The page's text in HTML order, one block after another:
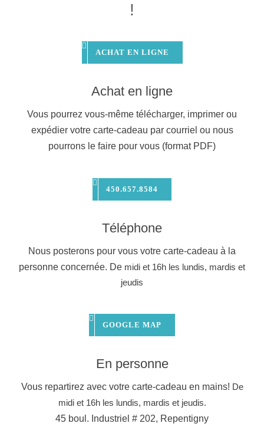
!
ACHAT EN LIGNE
Achat en ligne
Vous pourrez vous-même télécharger, imprimer ou
expédier votre carte-cadeau par courriel ou nous
pourrons le faire pour vous (format PDF)
450.657.8584
Téléphone
Nous posterons pour vous votre carte-cadeau à la
personne concernée. De midi et 16h les lundis, mardis et
jeudis
GOOGLE MAP
En personne
Vous repartirez avec votre carte-cadeau en mains! De
midi et 16h les lundis, mardis et jeudis.
45 boul. Industriel # 202, Repentigny